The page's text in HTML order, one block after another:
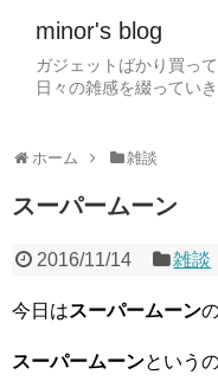
minor's blog
ガジェットばかり買っ
日々の雑感を綴っていき
ホーム 雑談
スーパームーン
2016/11/14 雑談
今日はスーパームーン
スーパームーンという